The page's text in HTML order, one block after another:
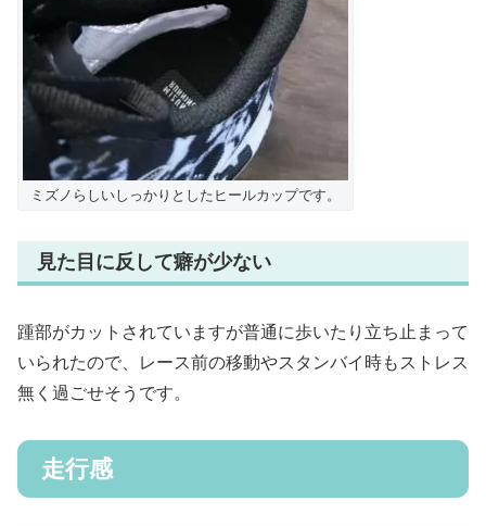
ミズノらしいしっかりとしたヒールカップです。
見た目に反して癖が少ない
踵部がカットされていますが普通に歩いたり立ち止まって
いられたので、レース前の移動やスタンバイ時もストレス
無く過ごせそうです。
走行感